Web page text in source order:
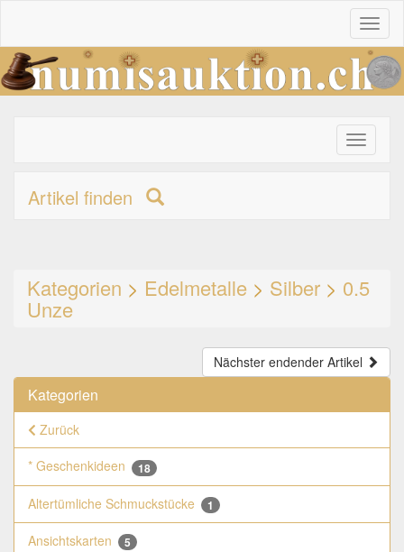
Toggle
primary
Artikel finden
Kategorien > Edelmetalle > Silber > 0.5
Unze
Nächster endender Artikel
Kategorien
Zurück
* Geschenkideen
18
Altertümliche Schmuckstücke 1
Ansichtskarten 5